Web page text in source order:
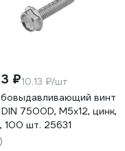
₽10.13 ₽/шт
винт
7500D, М5x12, цинк,
100 шт. 25631